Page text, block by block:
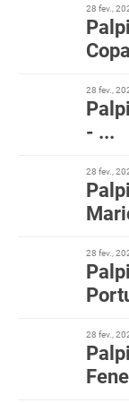
28 fev.,
28 fev.,
- ...
28 fev.,
28 fev.,
28 fev.,